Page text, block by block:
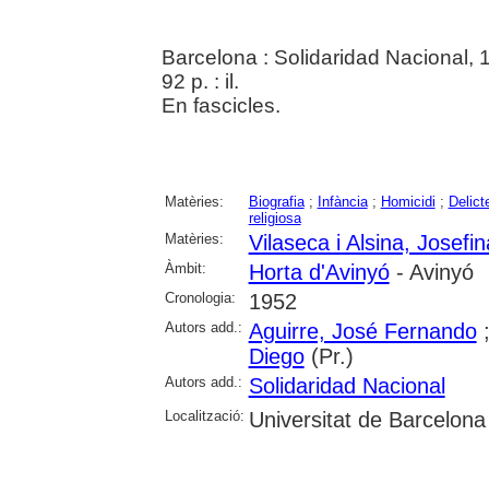
Barcelona : Solidaridad Nacional,
92 p. : il.
En fascicles.
Matèries: Biografia; Infància; Homicidi ;
religiosa
Matèries:
Vilaseca i Alsina,
Àmbit: Horta d'Avinyó- Avinyó
Cronologia: 1952
Autors add.: Aguirre, José Fernando
Diego(Pr.)
Autors add.: Solidaridad Nacional
Localització: Universitat de Barcelona